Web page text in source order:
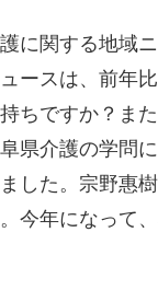
に関する地域
ースは、前年
ちですか？ま
県介護の学問
した。宗野惠
今年になって